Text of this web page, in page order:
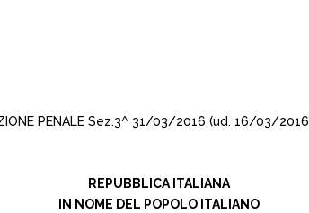
PENALE Sez.3^ 31/03/2016 (ud. 16/03/
REPUBBLICA ITALIANA
IN NOME DEL POPOLO ITALIANO